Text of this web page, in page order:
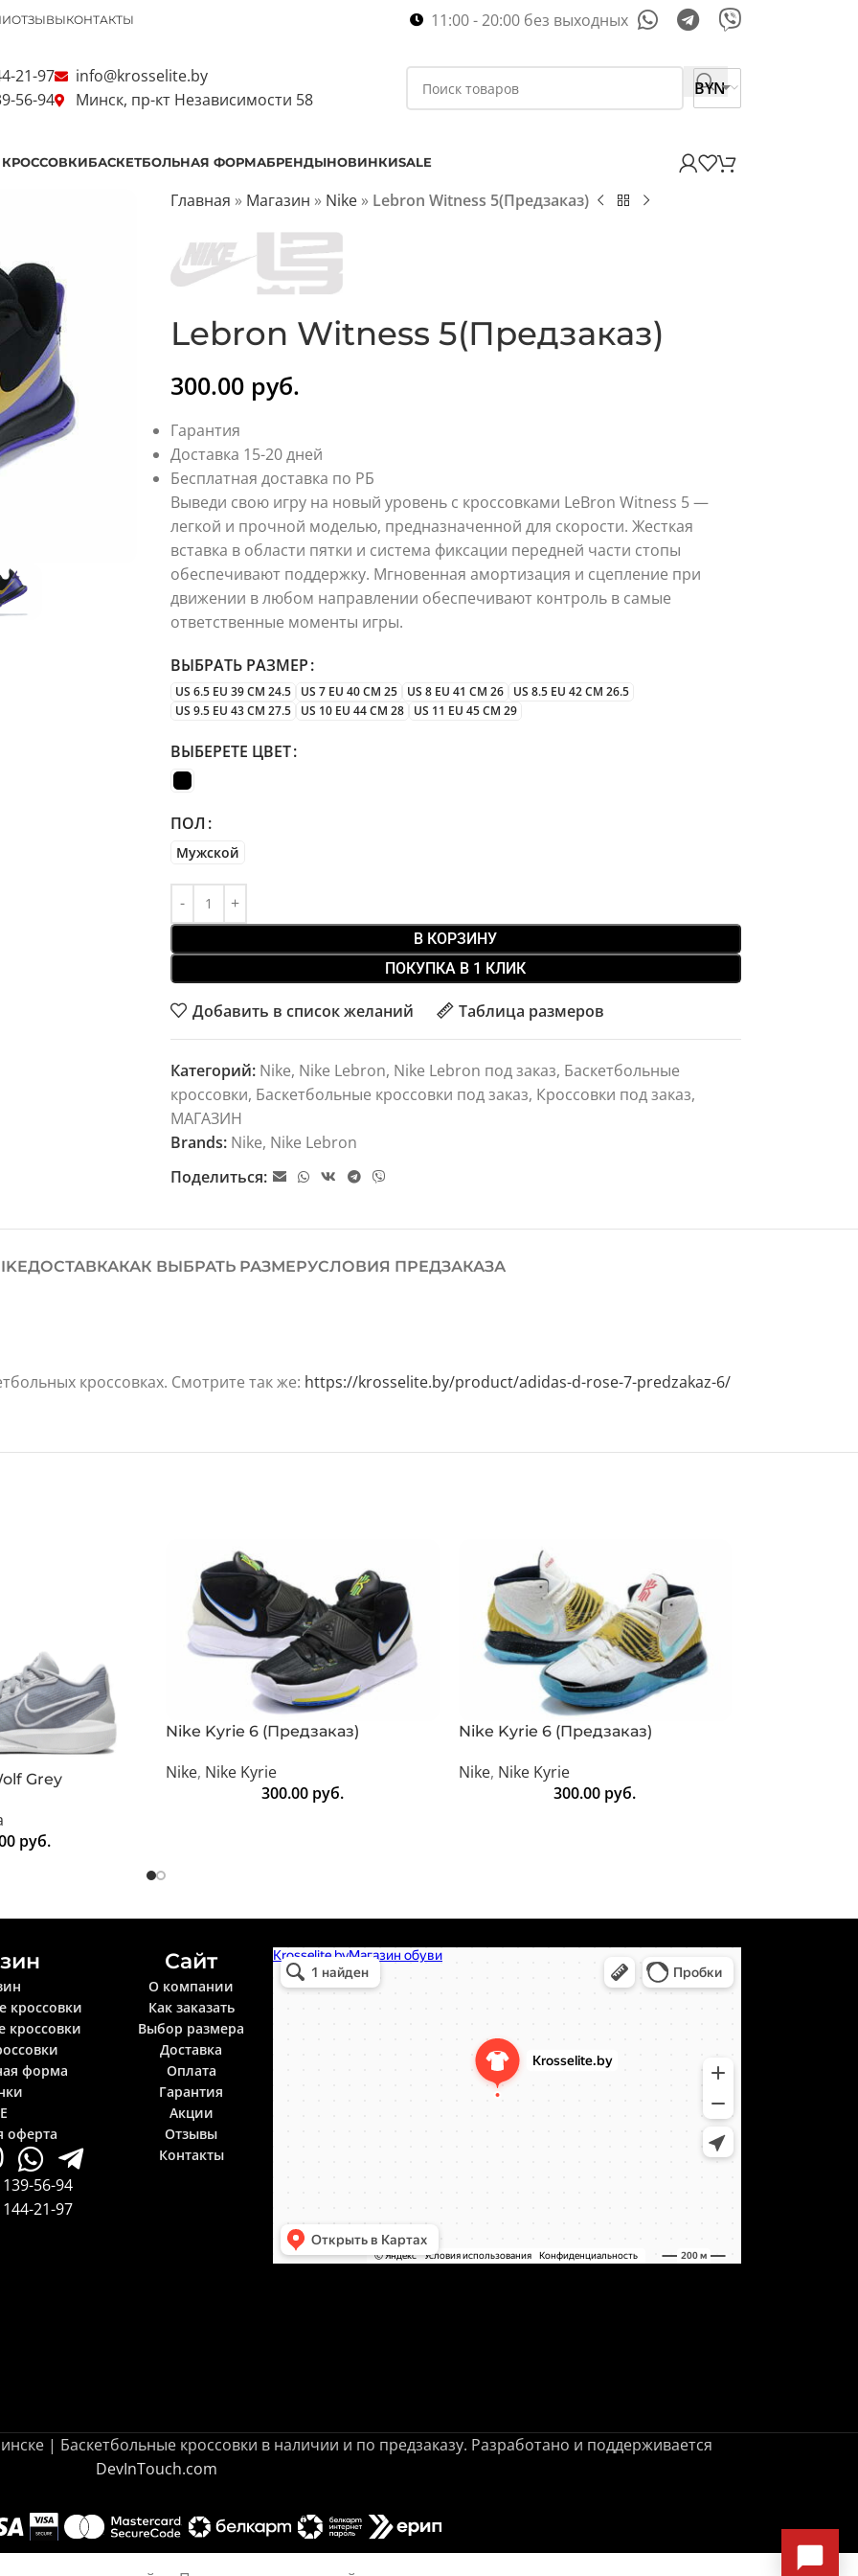
ОТЗЫВЫКОНТАКТЫ 11:00 - 20:00 без выходных
21-97
56-94
info@krosselite.by
Минск, пр-кт Независимости 58
BYN
БАСКЕТБОЛЬНАЯ ФОРМАБРЕНДЫНОВИНКИSALE
Главная » Магазин » Nike» Lebron Witness 5(Предзаказ)
Lebron Witness 5(Предзаказ)
300.00 руб.
Гарантия
Доставка 15-20 дней
Бесплатная доставка по РБ
Выведи свою игру на новый уровень с кроссовками LeBron Witness 5 —
легкой и прочной моделью, предназначенной для скорости. Жесткая
вставка в области пятки и система фиксации передней части стопы
обеспечивают поддержку. Мгновенная амортизация и сцепление при
движении в любом направлении обеспечивают контроль в самые
ответственные моменты игры.
ВЫБРАТЬ РАЗМЕР
US 6.5 EU 39 CM 24.5 US 7 EU 40 CM 25 US 8 EU 41 CM 26
US 8.5 EU 42 CM 26.5
US 9.5 EU 43 CM 27.5
US 10 EU 44 CM 28 US 11 EU 45 CM 29
ВЫБЕРЕТЕ ЦВЕТ
ПОЛ
Мужской
В КОРЗИНУ
ПОКУПКА В 1 КЛИК
Добавить в список желаний Таблица размеров
Категорий: Nike, Nike Lebron, Nike Lebron под заказ, Баскетбольные
кроссовки, Баскетбольные кроссовки под заказ, Кроссовки под заказ,
МАГАЗИН
Brands: Nike, Nike Lebron
Поделиться:
ДОСТАВКАКАК ВЫБРАТЬ РАЗМЕРУСЛОВИЯ ПРЕДЗАКАЗА
кроссовках. Смотрите так же: https://krosselite.by/product/adidas-d-rose-7-predzakaz-6/
Grey
руб.
Nike Kyrie 6 (Предзаказ)
Nike, Nike Kyrie
300.00 руб.
Nike Kyrie 6 (Предзаказ)
Nike, Nike Kyrie
300.00 руб.
кроссовки
кроссовки
форма
оферта
56-94
21-97
Сайт
О компании
Как заказать
Выбор размера
Доставка
Оплата
Гарантия
Акции
Отзывы
Контакты
Krosselite.by
Информационный интернет-сайт в Минске
| Баскетбольные кроссовки в наличии и по предзаказу. Разработано и поддерживается
DevInTouch.com